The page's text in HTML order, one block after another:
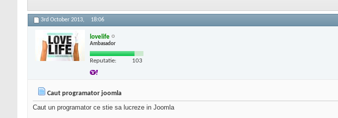
3rd October 2013, 18:06
lovelife
Ambasador
Reputatie: 103
Caut programator joomla
Caut un programator ce stie sa lucreze in Joomla